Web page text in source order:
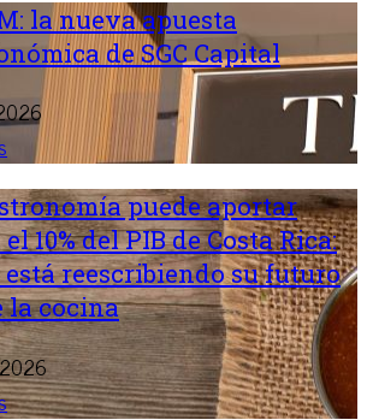
la nueva apuesta
de SGC Capital
puede aportar
10% del PIB de Costa Rica:
está reescribiendo su futuro
la cocina